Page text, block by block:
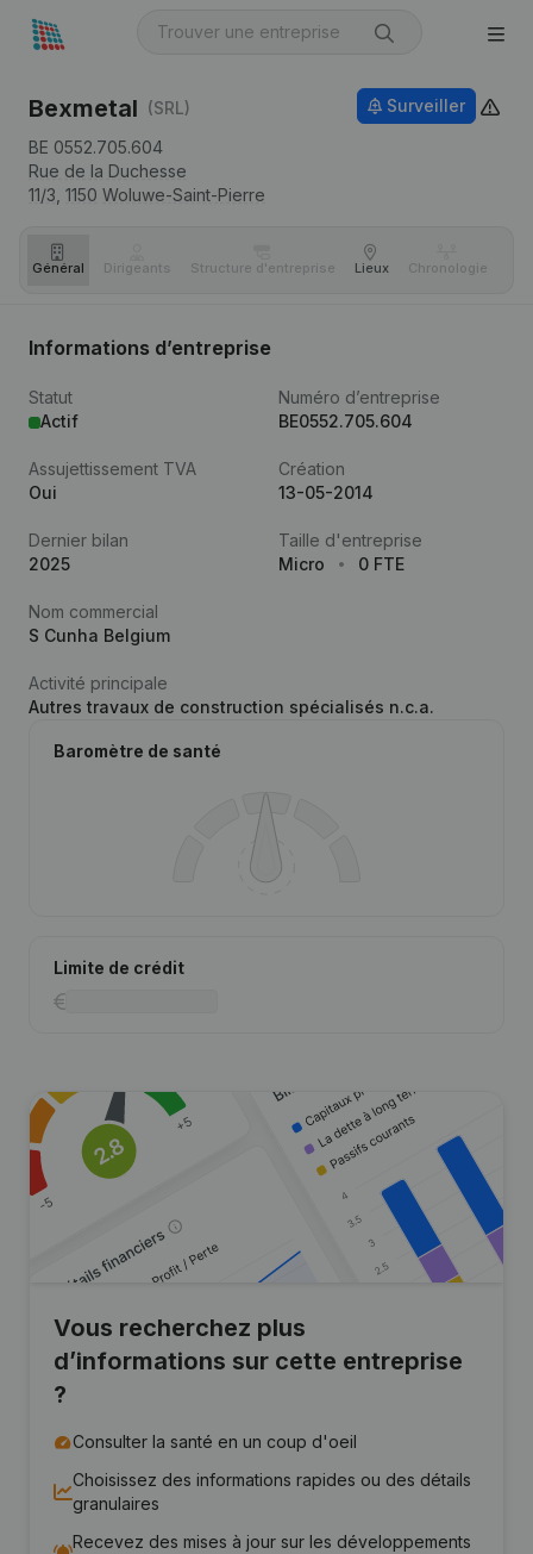
Bexmetal (SRL)
BE 0552.705.604
Rue de la Duchesse
11/3, 1150 Woluwe-Saint-Pierre
Surveiller
Général Dirigeants Structure d'entreprise Lieux Chronologie
Informations d’entreprise
Statut
Actif
Numéro d’entreprise
BE0552.705.604
Assujettissement TVA
Oui
Création
13-05-2014
Dernier bilan
2025
Taille d'entreprise
Micro
0 FTE
Nom commercial
S Cunha Belgium
Activité principale
Autres travaux de construction spécialisés n.c.a.
Baromètre de santé
Limite de crédit
Vous recherchez plus
d’informations sur cette entreprise
?
Consulter la santé en un coup d'oeil
Choisissez des informations rapides ou des détails
granulaires
Recevez des mises à jour sur les développements